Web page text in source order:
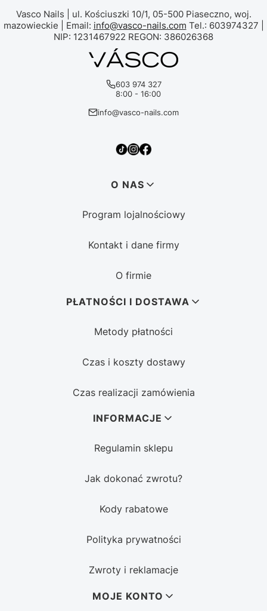
Vasco Nails | ul. Kościuszki 10/1, 05-500 Piaseczno, woj.
mazowieckie | Email: info@vasco-nails.com Tel.: 603974327 |
NIP: 1231467922 REGON: 386026368
603 974 327
8:00 - 16:00
info@vasco-nails.com
O NAS
Program lojalnościowy
Kontakt i dane firmy
O firmie
PŁATNOŚCI I DOSTAWA
Metody płatności
Czas i koszty dostawy
Czas realizacji zamówienia
INFORMACJE
Regulamin sklepu
Jak dokonać zwrotu?
Kody rabatowe
Polityka prywatności
Zwroty i reklamacje
MOJE KONTO